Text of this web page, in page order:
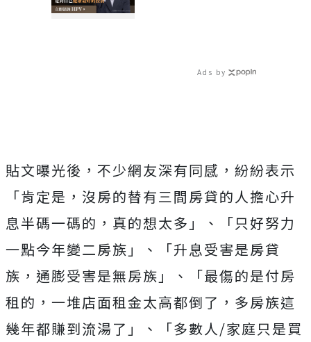
Ads by
貼文曝光後，不少網友深有同感，紛紛表示
「肯定是，沒房的替有三間房貸的人擔心升
息半碼一碼的，真的想太多」、「只好努力
一點今年變二房族」、「升息受害是房貸
族，通膨受害是無房族」、「最傷的是付房
租的，一堆店面租金太高都倒了，多房族這
幾年都賺到流湯了」、「多數人/家庭只是買